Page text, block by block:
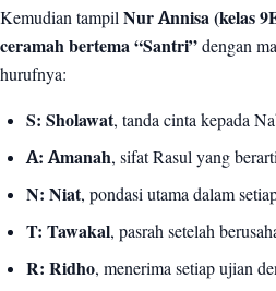
Kemudian tampil Nur Annisa (kelas
ceramah bertema “Santri” dengan
hurufnya:
S: Sholawat, tanda cinta kepada
A: Amanah, sifat Rasul yang
N: Niat, pondasi utama dalam
T: Tawakal, pasrah setelah
R: Ridho, menerima setiap ujian